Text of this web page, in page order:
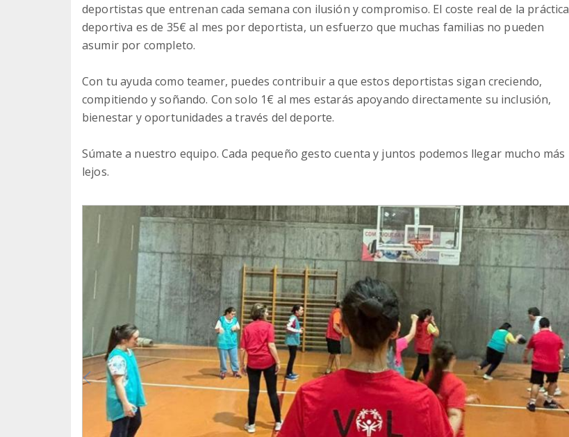
deportistas que entrenan cada semana con ilusión y compromiso. El coste real de la práctica
deportiva es de 35€ al mes por deportista, un esfuerzo que muchas familias no pueden
asumir por completo.
Con tu ayuda como teamer, puedes contribuir a que estos deportistas sigan creciendo,
compitiendo y soñando. Con solo 1€ al mes estarás apoyando directamente su inclusión,
bienestar y oportunidades a través del deporte.
Súmate a nuestro equipo. Cada pequeño gesto cuenta y juntos podemos llegar mucho más
lejos.